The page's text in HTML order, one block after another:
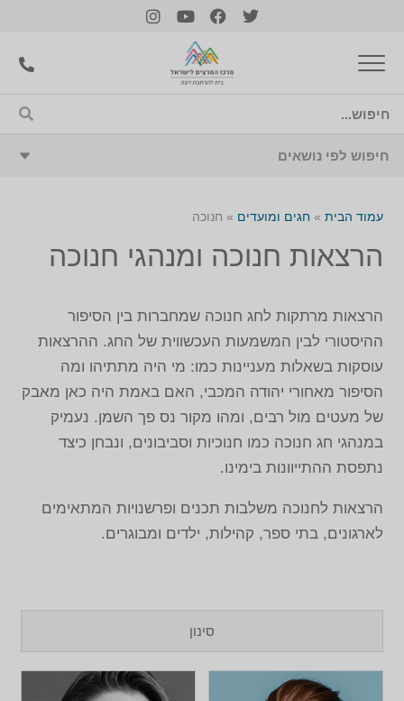
עמוד הבית » חגים ומועדים » חנוכה
הרצאות חנוכה ומנהגי חנוכה
הרצאות מרתקות לחג חנוכה שמחברות בין הסיפור
ההיסטורי לבין המשמעות העכשווית של החג. ההרצאות
עוסקות בשאלות מעניינות כמו: מי היה מתתיהו ומה
הסיפור מאחורי יהודה המכבי, האם באמת היה כאן מאבק
של מעטים מול רבים, ומהו מקור נס פך השמן. נעמיק
במנהגי חג חנוכה כמו חנוכיות וסביבונים, ונבחן כיצד
נתפסת ההתייוונות בימינו.
הרצאות לחנוכה משלבות תכנים ופרשנויות המתאימים
לארגונים, בתי ספר, קהילות, ילדים ומבוגרים.
סינון